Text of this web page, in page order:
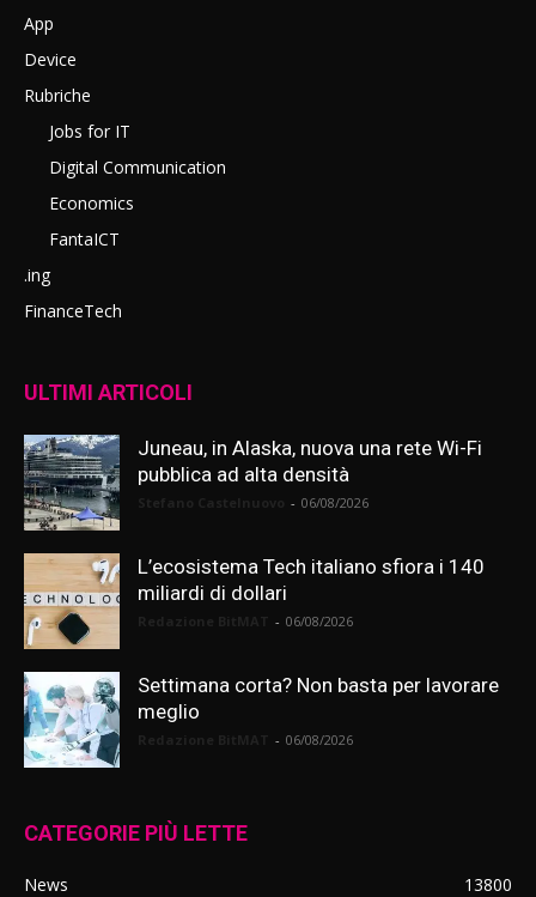
App
Device
Rubriche
Jobs for IT
Digital Communication
Economics
FantaICT
.ing
FinanceTech
ULTIMI ARTICOLI
Juneau, in Alaska, nuova una rete Wi-Fi
pubblica ad alta densità
- 06/08/2026
L’ecosistema Tech italiano sfiora i 140
miliardi di dollari
- 06/08/2026
Settimana corta? Non basta per lavorare
meglio
- 06/08/2026
CATEGORIE PIÙ LETTE
News
13800